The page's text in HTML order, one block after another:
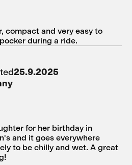
compact and very easy to
during a ride.
25.9.2025
for her birthday in
and it goes everywhere
to be chilly and wet. A great